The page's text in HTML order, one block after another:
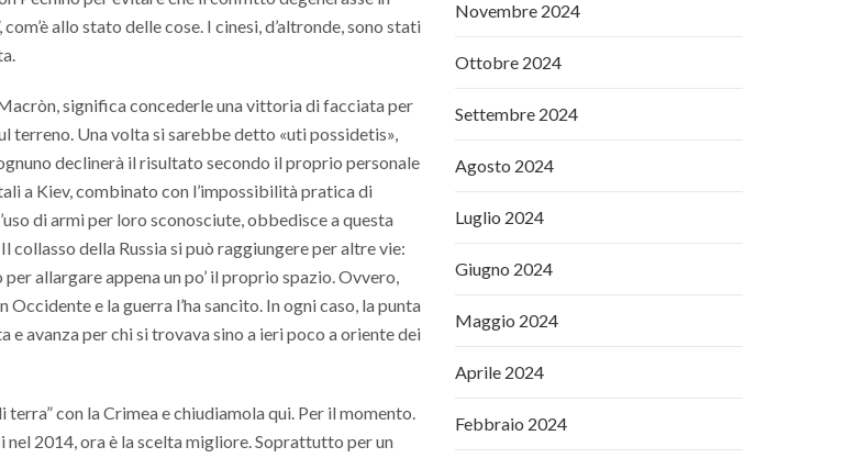
allo stato delle cose. I cinesi, d’altronde, sono stati
significa concederle una vittoria di facciata per
Una volta si sarebbe detto «uti possidetis»,
declinerà il risultato secondo il proprio personale
a Kiev, combinato con l’impossibilità pratica di
di armi per loro sconosciute, obbedisce a questa
collasso della Russia si può raggiungere per altre vie:
allargare appena un po’ il proprio spazio. Ovvero,
e la guerra l’ha sancito. In ogni caso, la punta
avanza per chi si trovava sino a ieri poco a oriente dei
con la Crimea e chiudiamola qui. Per il momento.
2014, ora è la scelta migliore. Soprattutto per un
Novembre 2024
Ottobre 2024
Settembre 2024
Agosto 2024
Luglio 2024
Giugno 2024
Maggio 2024
Aprile 2024
Febbraio 2024